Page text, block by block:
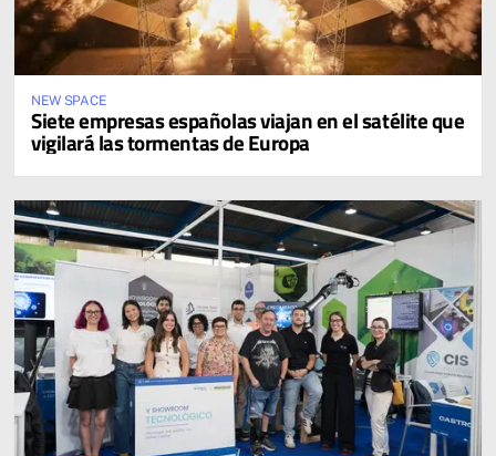
NEW SPACE
Siete empresas españolas viajan en el satélite que
vigilará las tormentas de Europa